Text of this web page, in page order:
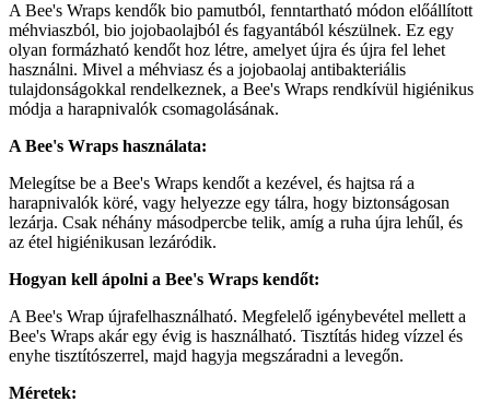
A Bee's Wraps kendők bio pamutból, fenntartható módon előállított
méhviaszból, bio jojobaolajból és fagyantából készülnek. Ez egy
olyan formázható kendőt hoz létre, amelyet újra és újra fel lehet
használni. Mivel a méhviasz és a jojobaolaj antibakteriális
tulajdonságokkal rendelkeznek, a Bee's Wraps rendkívül higiénikus
módja a harapnivalók csomagolásának.
A Bee's Wraps használata:
Melegítse be a Bee's Wraps kendőt a kezével, és hajtsa rá a
harapnivalók köré, vagy helyezze egy tálra, hogy biztonságosan
lezárja. Csak néhány másodpercbe telik, amíg a ruha újra lehűl, és
az étel higiénikusan lezáródik.
Hogyan kell ápolni a Bee's Wraps kendőt:
A Bee's Wrap újrafelhasználható. Megfelelő igénybevétel mellett a
Bee's Wraps akár egy évig is használható. Tisztítás hideg vízzel és
enyhe tisztítószerrel, majd hagyja megszáradni a levegőn.
Méretek: